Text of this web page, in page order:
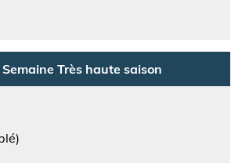
Très haute saison